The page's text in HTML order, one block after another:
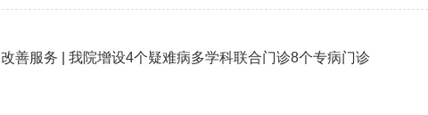
改善服务 | 我院增设4个疑难病多学科联合门诊8个专病门诊